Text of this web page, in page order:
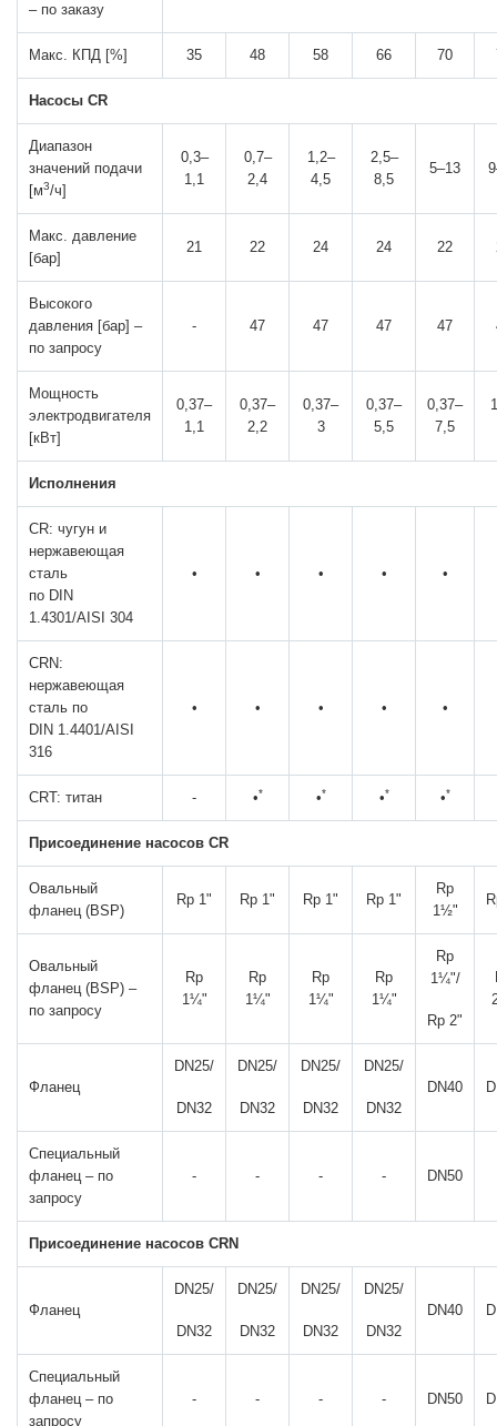
– по заказу
Макс. КПД [%] 35 48 58 66 70
Насосы CR
Диапазон
значений подачи
[м3/ч]
0,3–
1,1
0,7–
2,4
1,2–
4,5
2,5–
8,5
5–13
Макс. давление
[бар]
21 22 24 24 22
Высокого
давления [бар] –
по запросу
- 47 47 47 47
Мощность
электродвигателя
[кВт]
0,37–
1,1
0,37–
2,2
0,37–
3
0,37–
5,5
0,37–
7,5
Исполнения
CR: чугун и
нержавеющая
сталь
по DIN
1.4301/AISI 304
• • • • •
CRN:
нержавеющая
сталь по
DIN 1.4401/AISI
316
• • • • •
CRT: титан - •* •* •* •*
Присоединение насосов CR
Овальный
фланец (BSP)
Rp 1" Rp 1" Rp 1" Rp 1"
Rp
1½"
Овальный
фланец (BSP) –
по запросу
Rp
1¼"
Rp
1¼"
Rp
1¼"
Rp
1¼"
Rp
1¼"/
Rp 2"
Фланец
DN25/
DN32
DN25/
DN32
DN25/
DN32
DN25/
DN32
DN40
Специальный
фланец – по
запросу
- - - - DN50
Присоединение насосов CRN
Фланец
DN25/
DN32
DN25/
DN32
DN25/
DN32
DN25/
DN32
DN40
Специальный
фланец – по
запросу
- - - - DN50